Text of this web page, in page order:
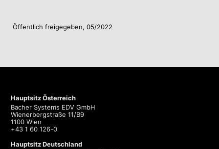
Öffentlich freigegeben, 05/2022
Hauptsitz Österreich
Bacher Systems EDV GmbH
Wienerbergstraße 11/B9
1100 Wien
+43 1 60 126-0
Hauptsitz Deutschland